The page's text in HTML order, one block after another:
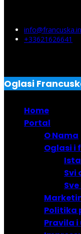
+33621626641
Oglasi
Home
Portal
O Nama
Oglasi i
Svi
Politika
Pravila